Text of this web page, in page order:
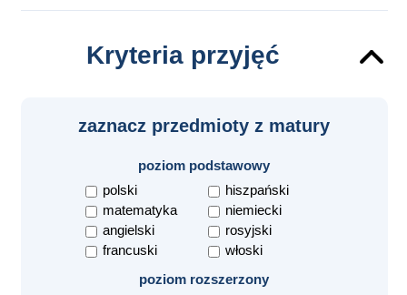
Kryteria przyjęć
zaznacz przedmioty z matury
poziom podstawowy
polski
matematyka
angielski
francuski
hiszpański
niemiecki
rosyjski
włoski
poziom rozszerzony